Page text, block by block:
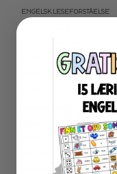
ENGELSK LESEFORSTÅELSE
ENGELSK GRAMATIKK
ENGELSK ORD- OG BEGREPER
ENGELSK MUNTLIG
★ NORDSAMISK MATERIELL
PROGRAMMERING
LESEKORT FAKTA
FAKTASERIE LESING